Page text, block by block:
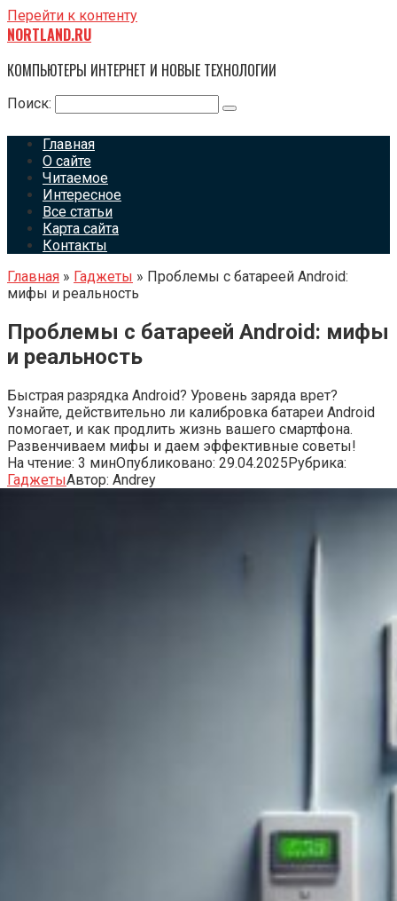
Перейти к контенту
NORTLAND.RU
КОМПЬЮТЕРЫ ИНТЕРНЕТ И НОВЫЕ ТЕХНОЛОГИИ
Поиск:
Главная
О сайте
Читаемое
Интересное
Все статьи
Карта сайта
Контакты
Главная » Гаджеты » Проблемы с батареей Android:
мифы и реальность
Проблемы с батареей Android: мифы
и реальность
Быстрая разрядка Android? Уровень заряда врет?
Узнайте, действительно ли калибровка батареи Android
помогает, и как продлить жизнь вашего смартфона.
Развенчиваем мифы и даем эффективные советы!
На чтение: 3 минОпубликовано: 29.04.2025Рубрика:
ГаджетыАвтор: Andrey